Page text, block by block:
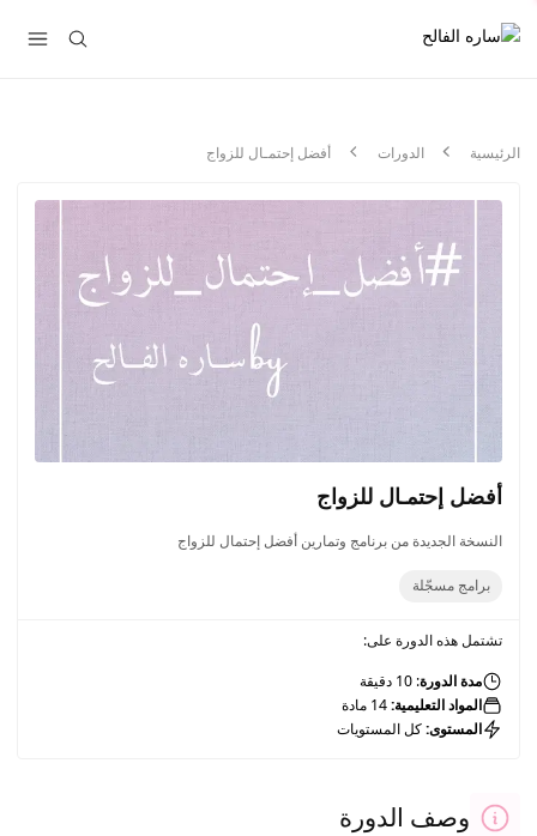
الرئيسية الدورات أفضل إحتمـال للزواج
وصف الدورة
أفضل إحتمـال للزواج
النسخة الجديدة من برنامج وتمارين أفضل إحتمال للزواج
برامج مسجّلة
تشتمل هذه الدورة على:
مدة الدورة: 10 دقيقة
المواد التعليمية:14 مادة
المستوى:كل المستويات